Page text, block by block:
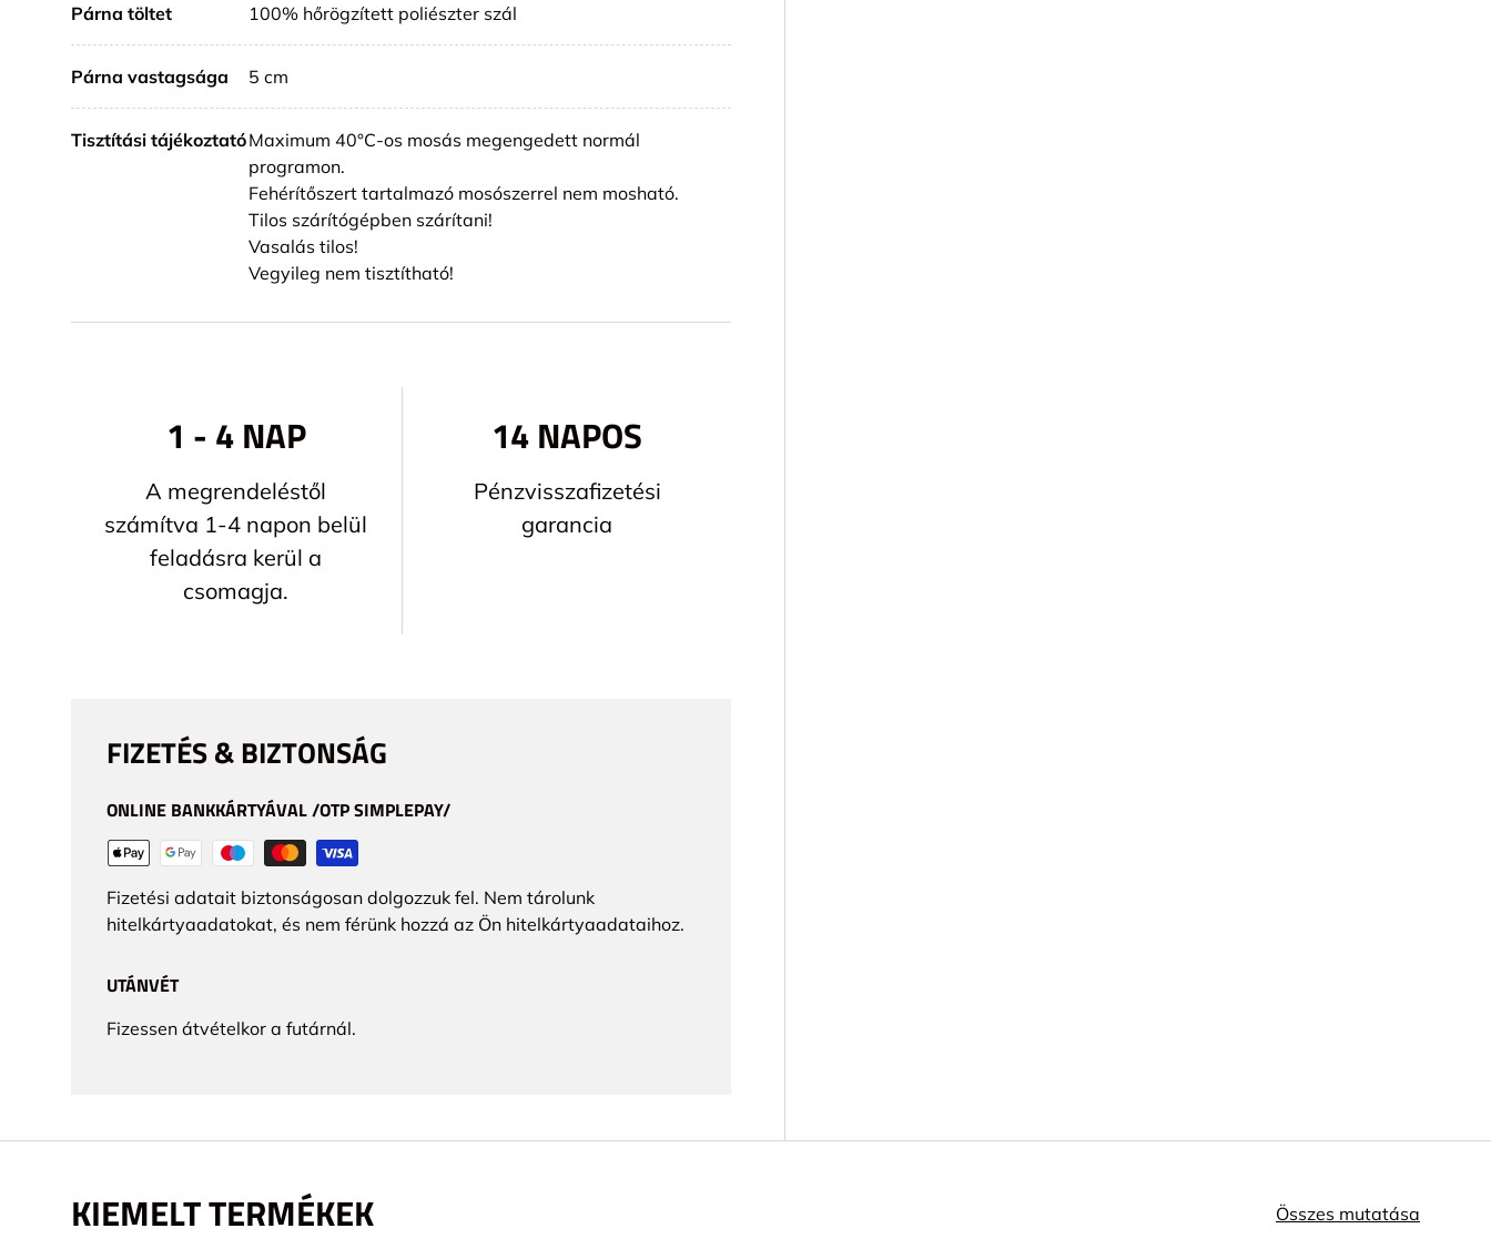
Párna töltet 100% hőrögzített poliészter szál
Párna vastagsága 5 cm
Tisztítási tájékoztatóMaximum 40°C-os mosás megengedett normál
programon.
Fehérítőszert tartalmazó mosószerrel nem mosható.
Tilos szárítógépben szárítani!
Vasalás tilos!
Vegyileg nem tisztítható!
1 - 4 NAP
A megrendeléstől
számítva 1-4 napon belül
feladásra kerül a
csomagja.
14 NAPOS
Pénzvisszafizetési
garancia
FIZETÉS & BIZTONSÁG
ONLINE BANKKÁRTYÁVAL /OTP SIMPLEPAY/
Fizetési adatait biztonságosan dolgozzuk fel. Nem tárolunk
hitelkártyaadatokat, és nem férünk hozzá az Ön hitelkártyaadataihoz.
UTÁNVÉT
Fizessen átvételkor a futárnál.
KIEMELT TERMÉKEK Összes mutatása